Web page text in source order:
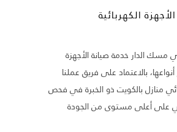
الكهربائية
مسك الدار خدمة صيانة الأجهزة
أنواعها، بالاعتماد على فريق عملنا
منازل بالكويت ذو الخبرة في فحص
على أعلى مستوى من الجودة